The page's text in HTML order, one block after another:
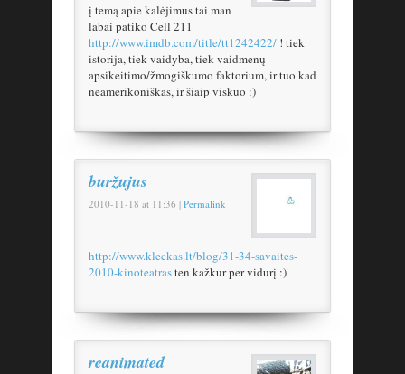
į temą apie kalėjimus tai man
labai patiko Cell 211
http://www.imdb.com/title/tt1242422/ ! tiek
istorija, tiek vaidyba, tiek vaidmenų
apsikeitimo/žmogiškumo faktorium, ir tuo kad
neamerikoniškas, ir šiaip viskuo :)
buržujus
2010-11-18 at 11:36 | Permalink
http://www.kleckas.lt/blog/31-34-savaites-
2010-kinoteatrasten kažkur per vidurį :)
reanimated